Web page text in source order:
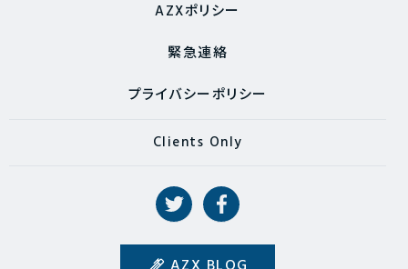
AZXポリシー
緊急連絡
プライバシーポリシー
Clients Only